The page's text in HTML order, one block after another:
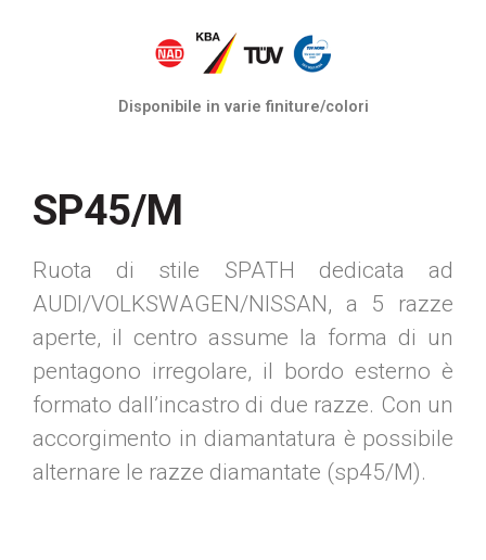
Disponibile in varie finiture/colori
SP45/M
Ruota di stile SPATH dedicata ad
AUDI/VOLKSWAGEN/NISSAN, a 5 razze
aperte, il centro assume la forma di un
pentagono irregolare, il bordo esterno è
formato dall’incastro di due razze. Con un
accorgimento in diamantatura è possibile
alternare le razze diamantate (sp45/M).